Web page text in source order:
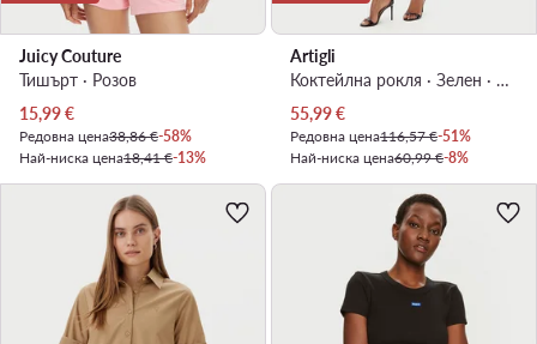
Juicy Couture
Тишърт · Розов
Актуална цена
15,99€
Редовна цена38,86 €-58%
Най-ниска цена18,41 €-13%
Artigli
Коктейлна рокля · Зелен · Мини
Актуална цена
55,99€
Редовна цена116,57 €-51%
Най-ниска цена60,99 €-8%